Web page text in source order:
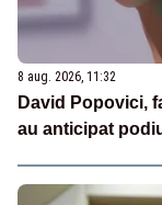
8 aug. 2026, 11:32
David Popovici,
au anticipat